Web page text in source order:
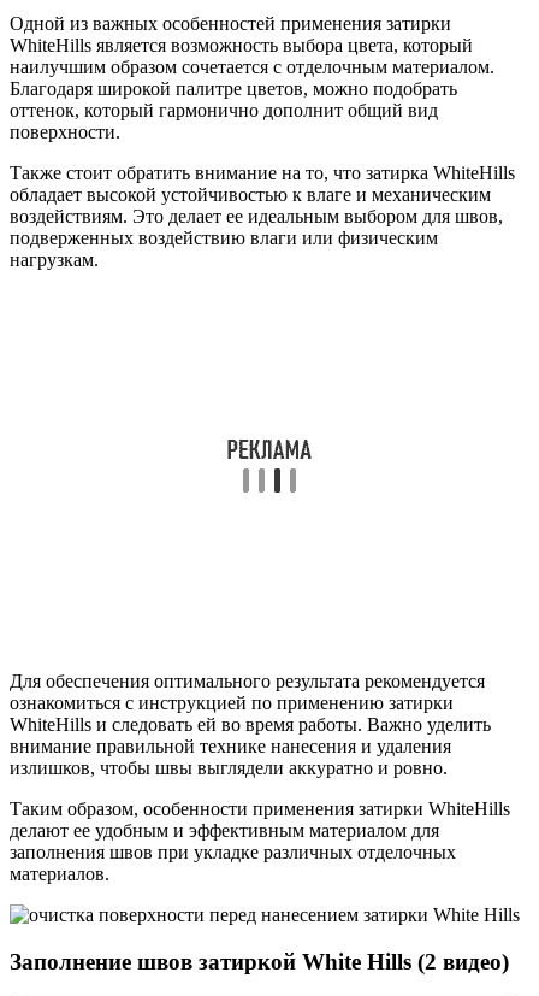
Одной из важных особенностей применения затирки
WhiteHills является возможность выбора цвета, который
наилучшим образом сочетается с отделочным материалом.
Благодаря широкой палитре цветов, можно подобрать
оттенок, который гармонично дополнит общий вид
поверхности.
Также стоит обратить внимание на то, что затирка WhiteHills
обладает высокой устойчивостью к влаге и механическим
воздействиям. Это делает ее идеальным выбором для швов,
подверженных воздействию влаги или физическим
нагрузкам.
Для обеспечения оптимального результата рекомендуется
ознакомиться с инструкцией по применению затирки
WhiteHills и следовать ей во время работы. Важно уделить
внимание правильной технике нанесения и удаления
излишков, чтобы швы выглядели аккуратно и ровно.
Таким образом, особенности применения затирки WhiteHills
делают ее удобным и эффективным материалом для
заполнения швов при укладке различных отделочных
материалов.
Заполнение швов затиркой White Hills (2 видео)